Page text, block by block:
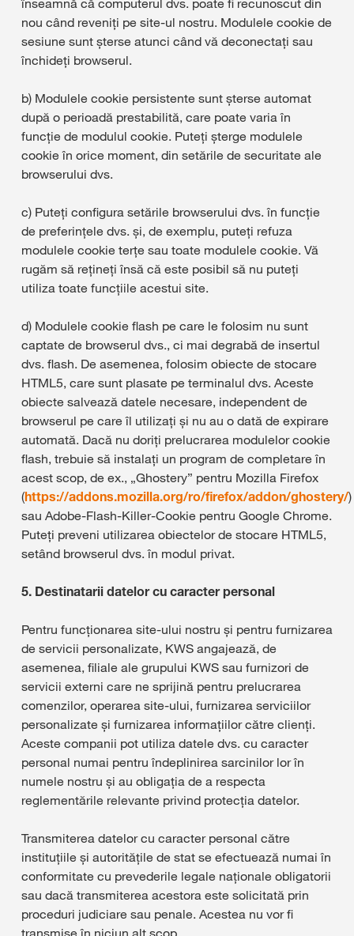
înseamnă că computerul dvs. poate fi recunoscut din
nou când reveniți pe site-ul nostru. Modulele cookie de
sesiune sunt șterse atunci când vă deconectați sau
închideți browserul.
b) Modulele cookie persistente sunt șterse automat
după o perioadă prestabilită, care poate varia în
funcție de modulul cookie. Puteți șterge modulele
cookie în orice moment, din setările de securitate ale
browserului dvs.
c) Puteți configura setările browserului dvs. în funcție
de preferințele dvs. și, de exemplu, puteți refuza
modulele cookie terțe sau toate modulele cookie. Vă
rugăm să rețineți însă că este posibil să nu puteți
utiliza toate funcțiile acestui site.
d) Modulele cookie flash pe care le folosim nu sunt
captate de browserul dvs., ci mai degrabă de insertul
dvs. flash. De asemenea, folosim obiecte de stocare
HTML5, care sunt plasate pe terminalul dvs. Aceste
obiecte salvează datele necesare, independent de
browserul pe care îl utilizați și nu au o dată de expirare
automată. Dacă nu doriți prelucrarea modulelor cookie
flash, trebuie să instalați un program de completare în
acest scop, de ex., „Ghostery” pentru Mozilla Firefox
(https://addons.mozilla.org/ro/firefox/addon/ghostery/)
sau Adobe-Flash-Killer-Cookie pentru Google Chrome.
Puteți preveni utilizarea obiectelor de stocare HTML5,
setând browserul dvs. în modul privat.
5. Destinatarii datelor cu caracter personal
Pentru funcționarea site-ului nostru și pentru furnizarea
de servicii personalizate, KWS angajează, de
asemenea, filiale ale grupului KWS sau furnizori de
servicii externi care ne sprijină pentru prelucrarea
comenzilor, operarea site-ului, furnizarea serviciilor
personalizate și furnizarea informațiilor către clienți.
Aceste companii pot utiliza datele dvs. cu caracter
personal numai pentru îndeplinirea sarcinilor lor în
numele nostru și au obligația de a respecta
reglementările relevante privind protecția datelor.
Transmiterea datelor cu caracter personal către
instituțiile și autoritățile de stat se efectuează numai în
conformitate cu prevederile legale naționale obligatorii
sau dacă transmiterea acestora este solicitată prin
proceduri judiciare sau penale. Acestea nu vor fi
transmise în niciun alt scop.